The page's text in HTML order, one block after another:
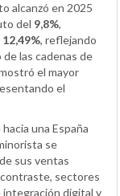
alcanzó en 2025
del 9,8%,
12,49%, reflejando
las cadenas de
el mayor
el
una España
se
de sus ventas
sectores
integración digital y